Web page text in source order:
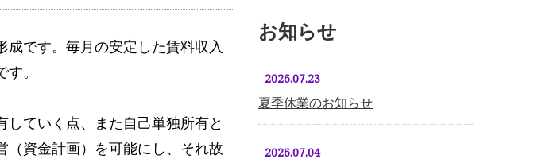
です。毎月の安定した賃料収入
。
ていく点、また自己単独所有と
（資金計画）を可能にし、それ故
お知らせ
2026.07.23
夏季休業のお知らせ
2026.07.04